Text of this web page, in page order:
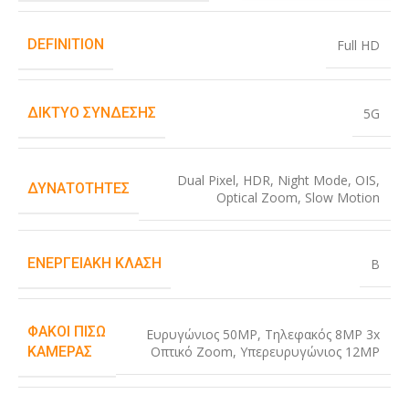
DEFINITION Full HD
ΔΊΚΤΥΟ ΣΎΝΔΕΣΗΣ 5G
ΔΥΝΑΤΌΤΗΤΕΣ Dual Pixel, HDR, Night Mode, OIS,
Optical Zoom, Slow Motion
ΕΝΕΡΓΕΙΑΚΉ ΚΛΆΣΗ B
ΦΑΚΟΊ ΠΊΣΩ
ΚΆΜΕΡΑΣ
Ευρυγώνιος 50MP, Τηλεφακός 8MP 3x
Οπτικό Zoom, Υπερευρυγώνιος 12MP